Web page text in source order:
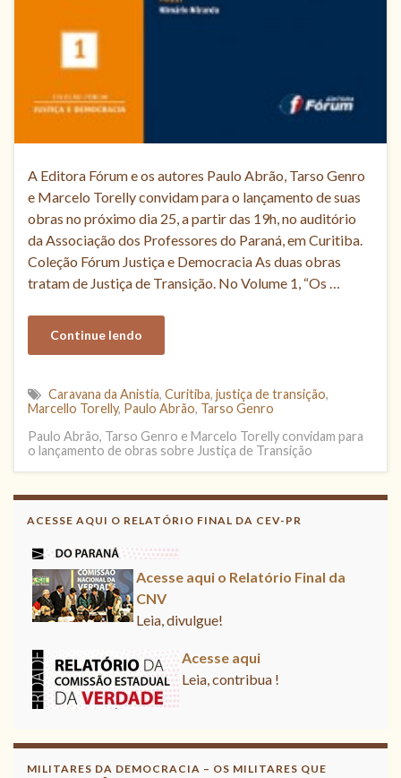
A Editora Fórum e os autores Paulo Abrão, Tarso Genro
e Marcelo Torelly convidam para o lançamento de suas
obras no próximo dia 25, a partir das 19h, no auditório
da Associação dos Professores do Paraná, em Curitiba.
Coleção Fórum Justiça e Democracia As duas obras
tratam de Justiça de Transição. No Volume 1, “Os …
Continue lendo
Caravana da Anistia, Curitiba, justiça de transição,
Marcello Torelly, Paulo Abrão, Tarso Genro
Paulo Abrão, Tarso Genro e Marcelo Torelly convidam para
o lançamento de obras sobre Justiça de Transição
ACESSE AQUI O RELATÓRIO FINAL DA CEV-PR
CNV
Leia, divulgue!
Leia, contribua !
MILITARES DA DEMOCRACIA – OS MILITARES QUE